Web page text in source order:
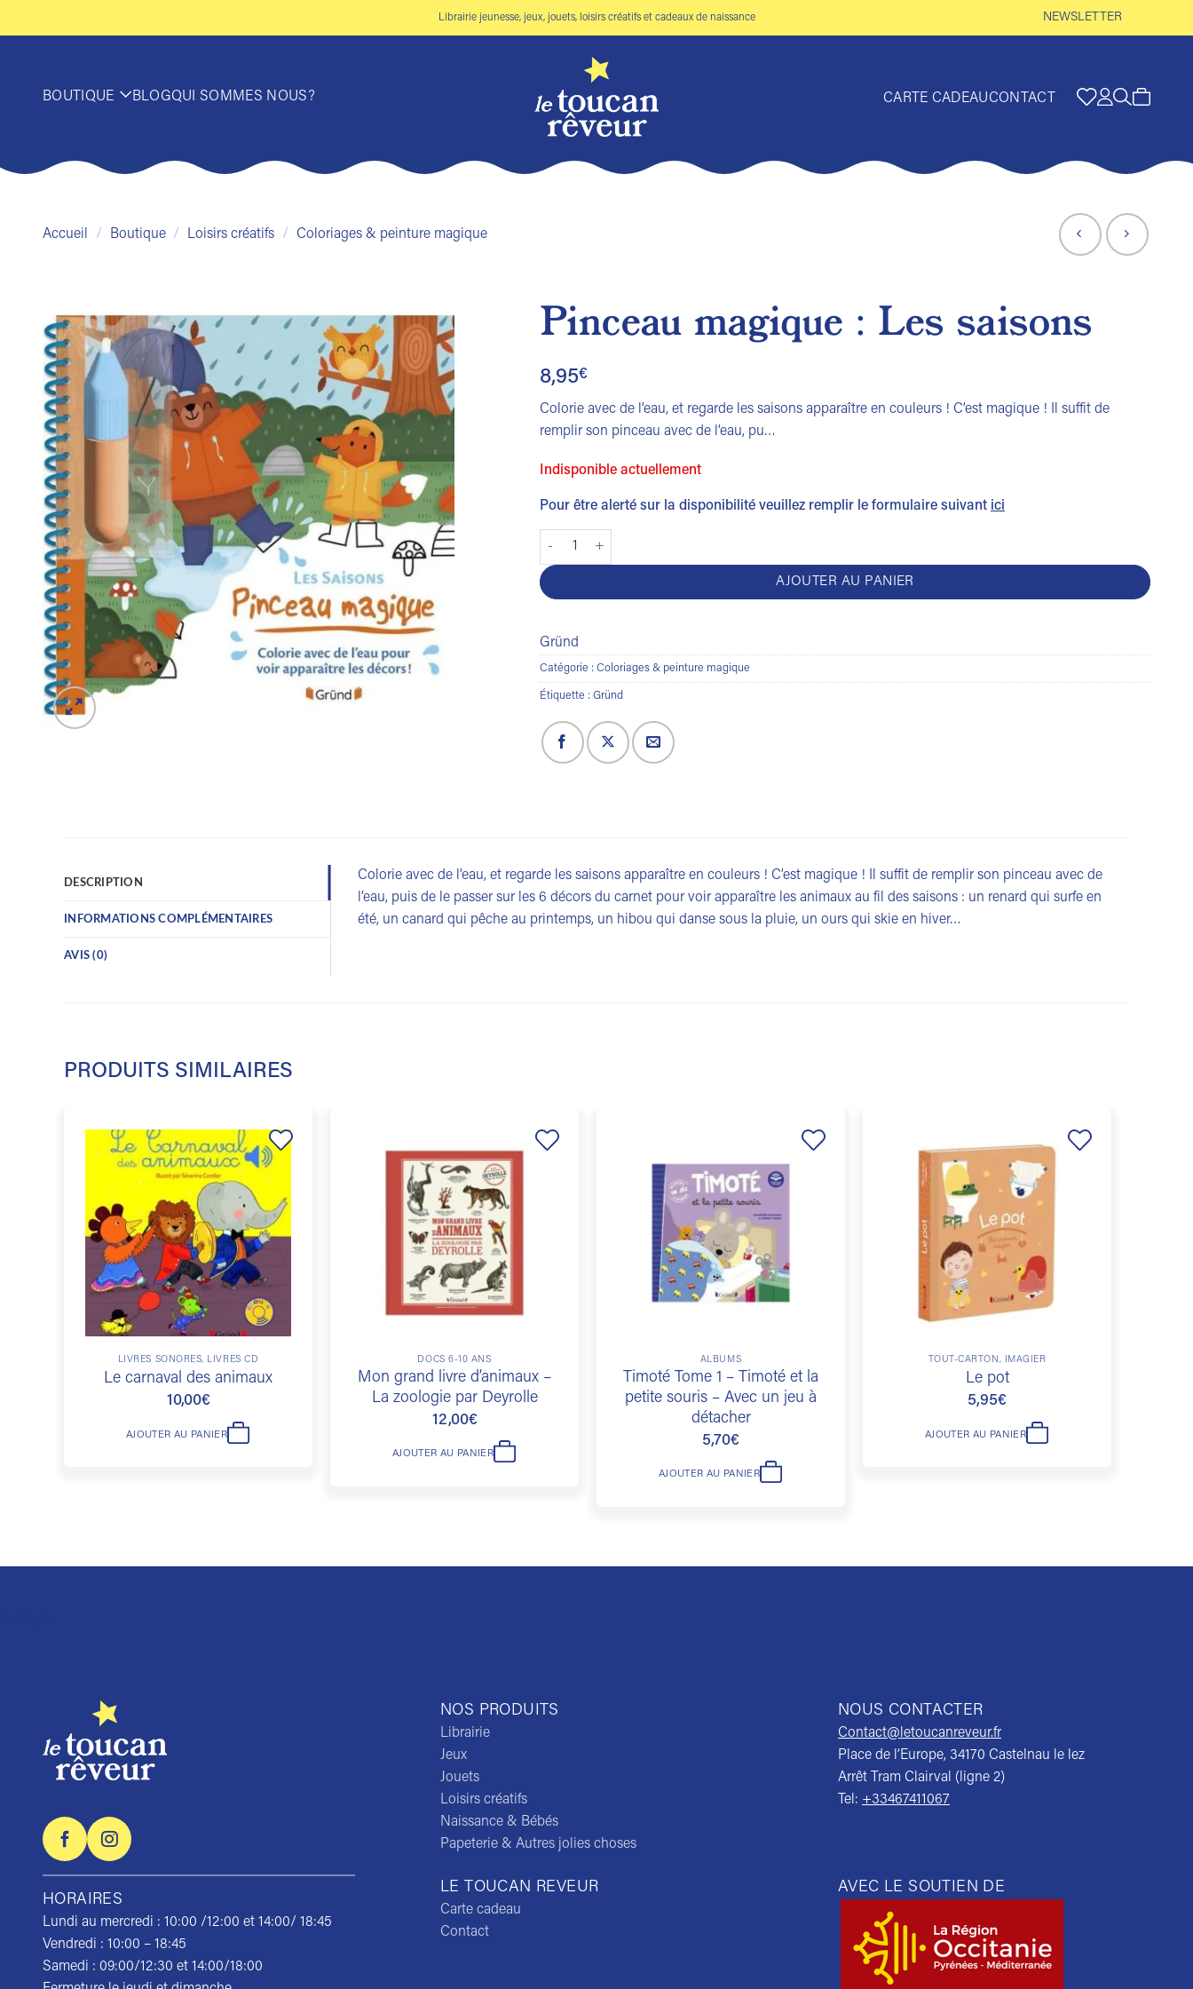
Librairie jeunesse, jeux, jouets, loisirs créatifs et cadeaux de naissance NEWSLETTER
BOUTIQUE BLOGQUI SOMMES NOUS? CARTE CADEAUCONTACT
Accueil / Boutique / Loisirs créatifs / Coloriages & peinture magique
Ajouter
à la liste
de
souhaits
Pinceau magique : Les saisons
8,95€
Colorie avec de l’eau, et regarde les saisons apparaître en couleurs ! C’est magique ! Il suffit de
remplir son pinceau avec de l’eau, pu…
Indisponible actuellement
Pour être alerté sur la disponibilité veuillez remplir le formulaire suivant ici
quantité de Pinceau magique : Les saisons
AJOUTER AU PANIER
Gründ
Catégorie : Coloriages & peinture magique
Étiquette : Gründ
DESCRIPTION
INFORMATIONS COMPLÉMENTAIRES
AVIS (0)
Colorie avec de l’eau, et regarde les saisons apparaître en couleurs ! C’est magique ! Il suffit de remplir son pinceau avec de
l’eau, puis de le passer sur les 6 décors du carnet pour voir apparaître les animaux au fil des saisons : un renard qui surfe en
été, un canard qui pêche au printemps, un hibou qui danse sous la pluie, un ours qui skie en hiver…
PRODUITS SIMILAIRES
Ajouter
souhaits
LIVRES SONORES, LIVRES CD
Le carnaval des animaux
10,00€
AJOUTER AU PANIER
DOCS 6-10 ANS
Mon grand livre d’animaux –
La zoologie par Deyrolle
12,00€
AJOUTER AU PANIER
ALBUMS
Timoté Tome 1 – Timoté et la
petite souris – Avec un jeu à
détacher
5,70€
AJOUTER AU PANIER
TOUT-CARTON, IMAGIER
Le pot
5,95€
AJOUTER AU PANIER
NOS PRODUITS
Librairie
Jeux
Jouets
Loisirs créatifs
Naissance & Bébés
Papeterie & Autres jolies choses
NOUS CONTACTER
Contact@letoucanreveur.fr
Place de l’Europe, 34170 Castelnau le lez
Arrêt Tram Clairval (ligne 2)
Tel: +33467411067
HORAIRES
Lundi au mercredi : 10:00 /12:00 et 14:00/ 18:45
Vendredi : 10:00 – 18:45
Samedi : 09:00/12:30 et 14:00/18:00
LE TOUCAN REVEUR
Carte cadeau
Contact
AVEC LE SOUTIEN DE